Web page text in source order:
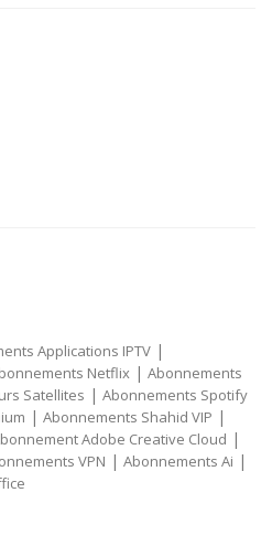
Applications IPTV |
Netflix | Abonnements
Satellites | Abonnements Spotify
| Abonnements Shahid VIP |
Adobe Creative Cloud |
VPN | Abonnements Ai |